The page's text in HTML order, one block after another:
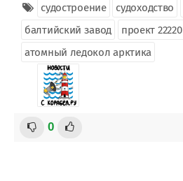
судостроение
судоходство
балтийский завод
проект 22220
атомный ледокол арктика
0